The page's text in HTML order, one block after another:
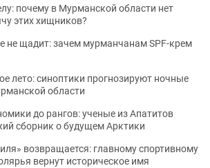
почему в Мурманской области нет
этих хищников?
не щадит: зачем мурманчанам SPF-крем
лето: синоптики прогнозируют ночные
области
до рангов: ученые из Апатитов
сборник о будущем Арктики
возвращается: главному спортивному
вернут историческое имя